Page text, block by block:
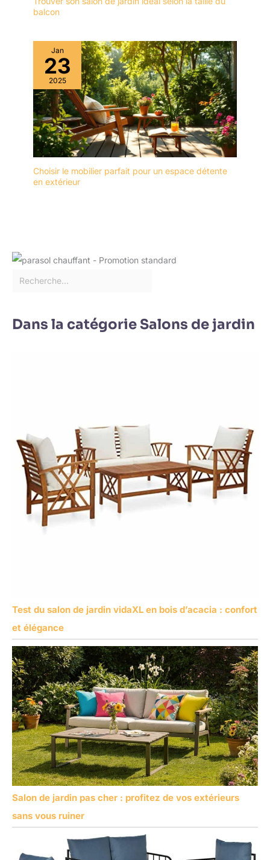
exterieur, cet ensemble
intemporel et son confort
haut de gamme font de
ce salon un
incontournable pour tout
amateur de décoration
extérieure.
balcon
Jan
23
2025
Choisir le mobilier parfait pour un espace détente
en extérieur
Dans la catégorie Salons de jardin
Test du salon de jardin vidaXL en bois d’acacia : confort
et élégance
Salon de jardin pas cher : profitez de vos extérieurs
sans vous ruiner